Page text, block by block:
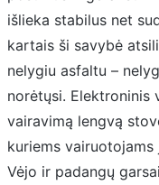
išlieka stabilus net
kartais ši savybė
nelygiu asfaltu –
norėtųsi. Elektroninis
vairavimą lengvą
kuriems
Vėjo ir padangų